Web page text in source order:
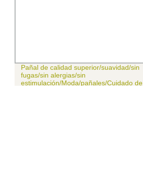
Pañal de calidad superior/suavidad/sin
fugas/sin alergias/sin
estimulación/Moda/pañales/Cuidado de